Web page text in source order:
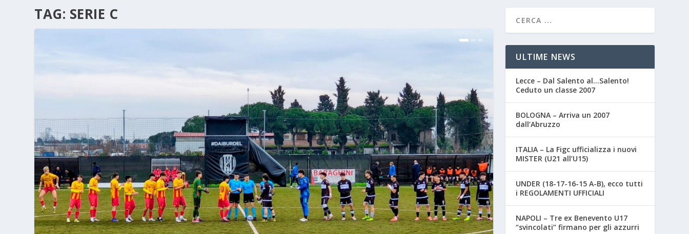
TAG: SERIE C
ULTIME NEWS
Lecce – Dal Salento al…Salento!
Ceduto un classe 2007
BOLOGNA – Arriva un 2007
dall’Abruzzo
ITALIA – La Figc ufficializza i nuovi
MISTER (U21 all’U15)
UNDER (18-17-16-15 A-B), ecco tutti
i REGOLAMENTI UFFICIALI
NAPOLI – Tre ex Benevento U17
“svincolati” firmano per gli azzurri